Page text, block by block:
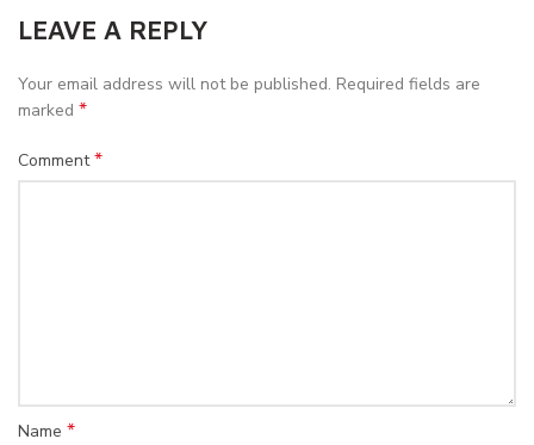
LEAVE A REPLY
Your email address will not be published. Required fields are
marked *
Comment*
Name *